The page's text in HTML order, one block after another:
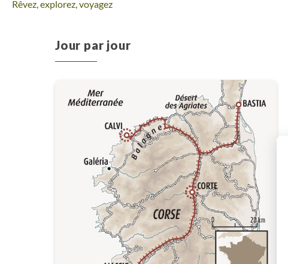
Rêvez, explorez, voyagez
Jour par jour